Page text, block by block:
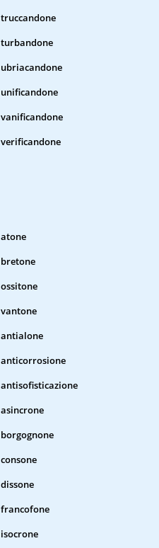
truccandone
turbandone
ubriacandone
unificandone
vanificandone
verificandone
atone
bretone
ossitone
vantone
antialone
anticorrosione
antisofisticazione
asincrone
borgognone
consone
dissone
francofone
isocrone